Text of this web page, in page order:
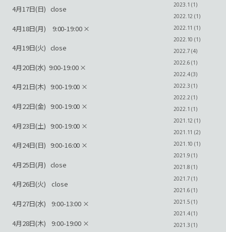
4月17日(日) close
4月18日(月) 9:00-19:00 ×
4月19日(火) close
4月20日(水) 9:00-19:00 ×
4月21日(木) 9:00-19:00 ×
4月22日(金) 9:00-19:00 ×
4月23日(土) 9:00-19:00 ×
4月24日(日) 9:00-16:00 ×
4月25日(月) close
4月26日(火) close
4月27日(水) 9:00-13:00 ×
4月28日(木) 9:00-19:00 ×
2023.1 (1)
2022.12 (1)
2022.11 (1)
2022.10 (1)
2022.7 (4)
2022.6 (1)
2022.4 (3)
2022.3 (1)
2022.2 (1)
2022.1 (1)
2021.12 (1)
2021.11 (2)
2021.10 (1)
2021.9 (1)
2021.8 (1)
2021.7 (1)
2021.6 (1)
2021.5 (1)
2021.4 (1)
2021.3 (1)